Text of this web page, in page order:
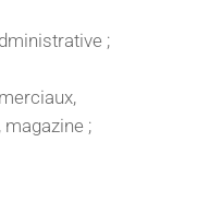
;
magazine ;